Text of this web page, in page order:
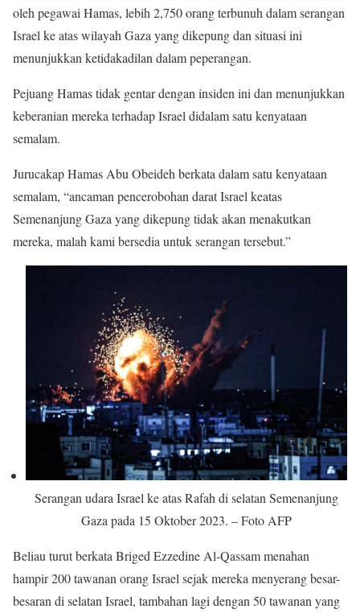
oleh pegawai Hamas, lebih 2,750 orang terbunuh dalam serangan
Israel ke atas wilayah Gaza yang dikepung dan situasi ini
menunjukkan ketidakadilan dalam peperangan.
Pejuang Hamas tidak gentar dengan insiden ini dan menunjukkan
keberanian mereka terhadap Israel didalam satu kenyataan
semalam.
Jurucakap Hamas Abu Obeideh berkata dalam satu kenyataan
semalam, “ancaman pencerobohan darat Israel keatas
Semenanjung Gaza yang dikepung tidak akan menakutkan
mereka, malah kami bersedia untuk serangan tersebut.”
Serangan udara Israel ke atas Rafah di selatan Semenanjung
Gaza pada 15 Oktober 2023. – Foto AFP
Beliau turut berkata Briged Ezzedine Al-Qassam menahan
hampir 200 tawanan orang Israel sejak mereka menyerang besar-
besaran di selatan Israel, tambahan lagi dengan 50 tawanan yang